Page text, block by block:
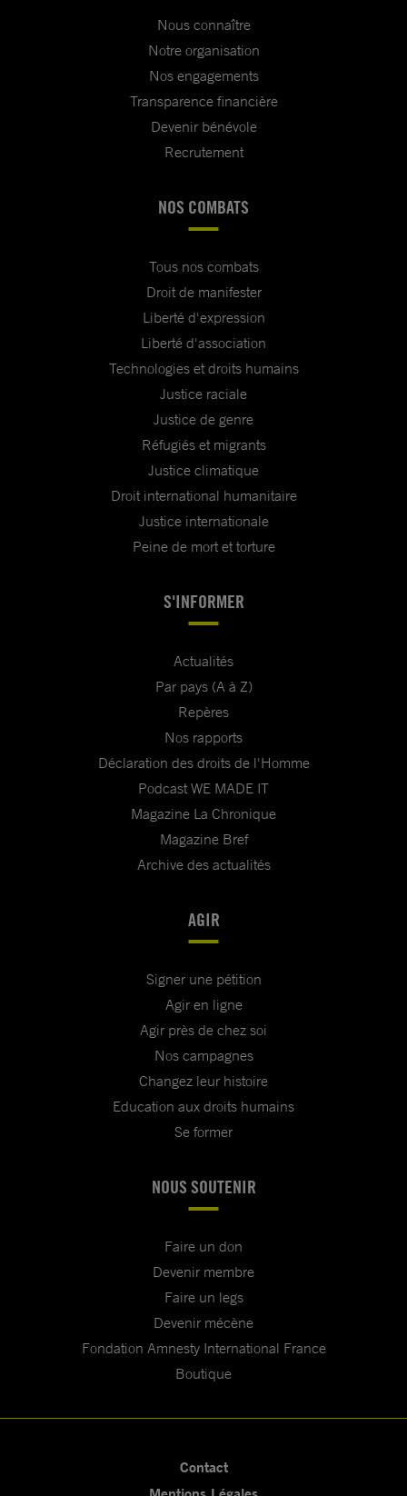
Nous connaître
Notre organisation
Nos engagements
Transparence financière
Devenir bénévole
Recrutement
NOS COMBATS
Tous nos combats
Droit de manifester
Liberté d'expression
Liberté d'association
Technologies et droits humains
Justice raciale
Justice de genre
Réfugiés et migrants
Justice climatique
Droit international humanitaire
Justice internationale
Peine de mort et torture
S'INFORMER
Actualités
Par pays (A à Z)
Repères
Nos rapports
Déclaration des droits de l'Homme
Podcast WE MADE IT
Magazine La Chronique
Magazine Bref
Archive des actualités
AGIR
Signer une pétition
Agir en ligne
Agir près de chez soi
Nos campagnes
Changez leur histoire
Education aux droits humains
Se former
NOUS SOUTENIR
Faire un don
Devenir membre
Faire un legs
Devenir mécène
Fondation Amnesty International France
Boutique
Contact